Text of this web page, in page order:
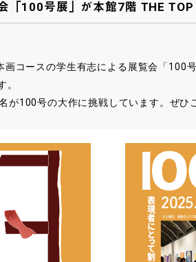
「100号展」が本館7階 THE
画コースの学生有志による展覧会「100
。
が100号の大作に挑戦しています。ぜひ